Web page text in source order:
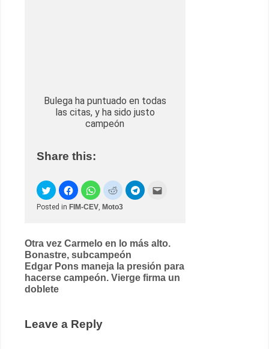
Bulega ha puntuado en todas
las citas, y ha sido justo
campeón
Share this:
Posted in FIM-CEV Moto3
Post
navigation
Otra vez Carmelo en lo más alto.
Bonastre, subcampeón
Edgar Pons maneja la presión para
hacerse campeón. Vierge firma un
doblete
Leave a Reply